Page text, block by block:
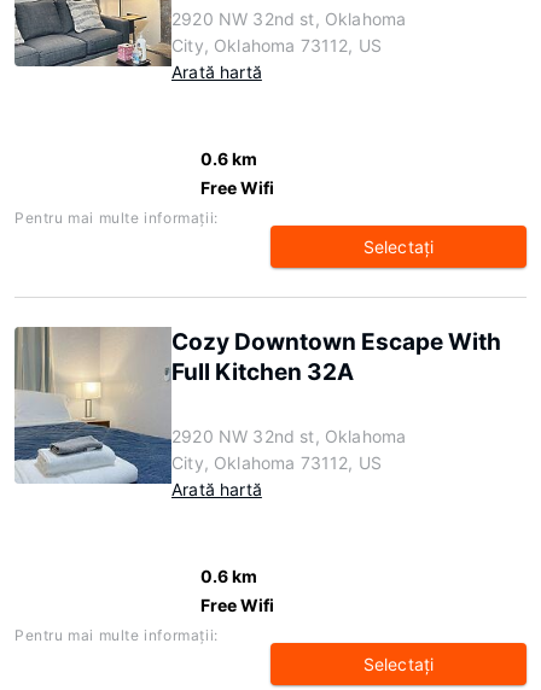
2920 NW 32nd st, Oklahoma
City, Oklahoma 73112, US
Arată hartă
0.6 km
Free Wifi
Pentru mai multe informaţii:
Selectaţi
Cozy Downtown Escape With
Full Kitchen 32A
2920 NW 32nd st, Oklahoma
City, Oklahoma 73112, US
Arată hartă
0.6 km
Free Wifi
Pentru mai multe informaţii:
Selectaţi